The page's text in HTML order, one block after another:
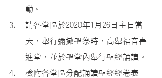
動。
請各堂區於2020年1月26日主日當
天，舉行彌撒聖祭時，高舉福音書
進堂，並於聖堂內舉行聖經誦讀。
檢附各堂區分配誦讀聖經經卷表